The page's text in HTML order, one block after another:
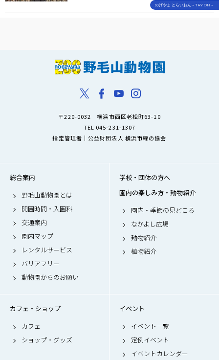
のげやま とらいおん～TRY ON～
〒220-0032 横浜市西区老松町63-10
TEL 045-231-1307
指定管理者｜公益財団法人 横浜市緑の協会
総合案内
野毛山動物園とは
開園時間・入園料
交通案内
園内マップ
レンタルサービス
バリアフリー
動物園からのお願い
学校・団体の方へ
園内の楽しみ方・動物紹介
園内・季節の見どころ
なかよし広場
動物紹介
植物紹介
カフェ・ショップ
カフェ
ショップ・グッズ
イベント
イベント一覧
定例イベント
イベントカレンダー